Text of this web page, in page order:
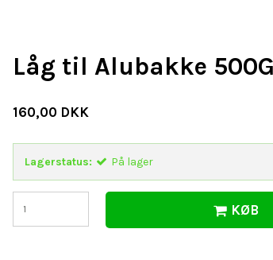
Låg til Alubakke
160,00 DKK
Lagerstatus: På lager
KØB